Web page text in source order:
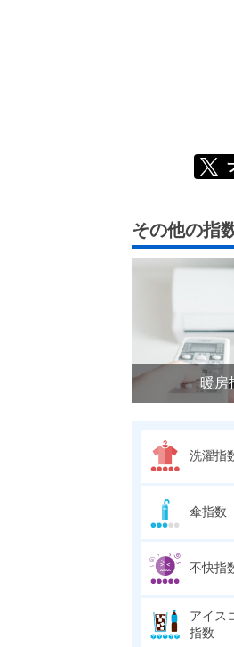
その他の指
暖房
洗濯指
傘指数
不快指
アイス
指数